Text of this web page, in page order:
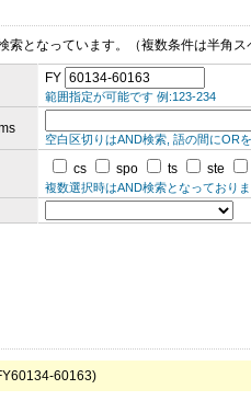
索となっています。（複数条件は半角
FY
範囲指定が可能です 例:123-234
空白区切りはAND検索, 語の間にOR
cs spo ts ste
複数選択時はAND検索となっており
60163)